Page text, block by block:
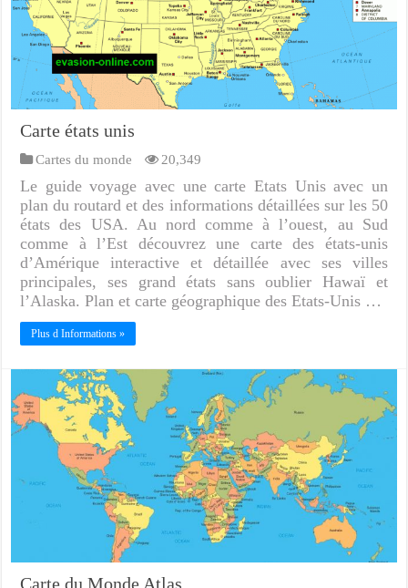
Carte états unis
Cartes du monde 20,349
Le guide voyage avec une carte Etats Unis avec un
plan du routard et des informations détaillées sur les 50
états des USA. Au nord comme à l’ouest, au Sud
comme à l’Est découvrez une carte des états-unis
d’Amérique interactive et détaillée avec ses villes
principales, ses grand états sans oublier Hawaï et
l’Alaska. Plan et carte géographique des Etats-Unis …
Plus d Informations »
Carte du Monde Atlas